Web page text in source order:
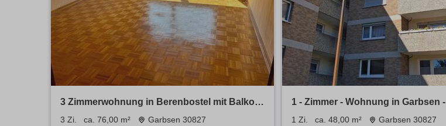
3 Zimmerwohnung in Berenbostel mit Balkon,
Garage und Potential
3 Zi. ca. 76,00 m² Garbsen 30827
1 - Zimmer - Wohnung in Garbsen -
Berenbostel 48qm + Kellerraum
1 Zi. ca. 48,00 m² Garbsen 30827